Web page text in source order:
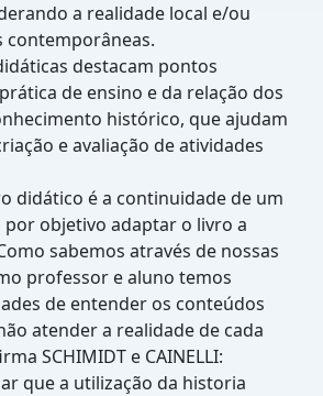
a realidade local e/ou
contemporâneas.
destacam pontos
de ensino e da relação dos
histórico, que ajudam
e avaliação de atividades
didático é a continuidade de um
objetivo adaptar o livro a
sabemos através de nossas
professor e aluno temos
de entender os conteúdos
atender a realidade de cada
SCHIMIDT e CAINELLI:
que a utilização da historia